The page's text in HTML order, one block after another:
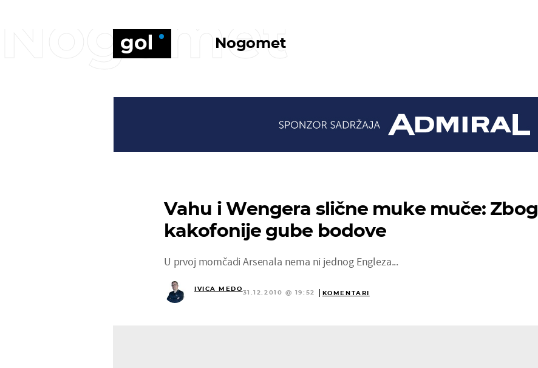
Nogomet
Nogomet
Vahu i Wengera slične muke muče: Zbog
kakofonije gube bodove
U prvoj momčadi Arsenala nema ni jednog Engleza...
IVICA MEDO
31.12.2010 @ 19:52 KOMENTARI